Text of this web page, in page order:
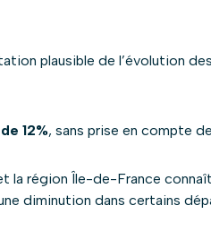
plausible de l’évolution
12%, sans prise en compte
région Île-de-France
diminution dans certains